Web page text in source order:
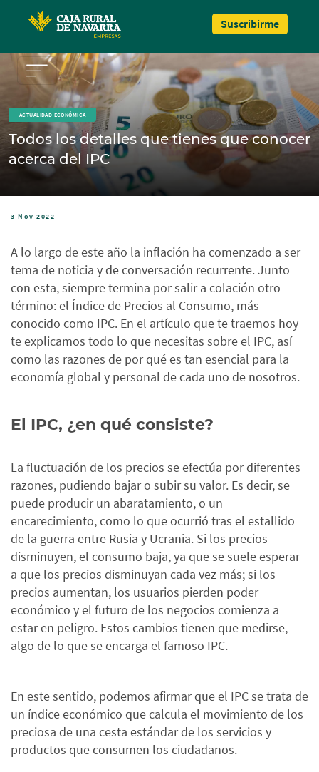
Suscribirme
ACTUALIDAD ECONÓMICA
Todos los detalles que tienes que conocer
acerca del IPC
3 Nov 2022
A lo largo de este año la inflación ha comenzado a ser
tema de noticia y de conversación recurrente. Junto
con esta, siempre termina por salir a colación otro
término: el Índice de Precios al Consumo, más
conocido como IPC. En el artículo que te traemos hoy
te explicamos todo lo que necesitas sobre el IPC, así
como las razones de por qué es tan esencial para la
economía global y personal de cada uno de nosotros.
El IPC, ¿en qué consiste?
La fluctuación de los precios se efectúa por diferentes
razones, pudiendo bajar o subir su valor. Es decir, se
puede producir un abaratamiento, o un
encarecimiento, como lo que ocurrió tras el estallido
de la guerra entre Rusia y Ucrania. Si los precios
disminuyen, el consumo baja, ya que se suele esperar
a que los precios disminuyan cada vez más; si los
precios aumentan, los usuarios pierden poder
económico y el futuro de los negocios comienza a
estar en peligro. Estos cambios tienen que medirse,
algo de lo que se encarga el famoso IPC.
En este sentido, podemos afirmar que el IPC se trata de
un índice económico que calcula el movimiento de los
preciosa de una cesta estándar de los servicios y
productos que consumen los ciudadanos.